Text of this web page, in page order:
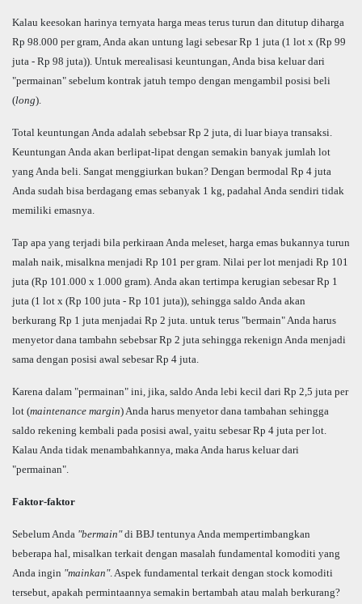
Kalau keesokan harinya ternyata harga meas terus turun dan ditutup diharga
Rp 98.000 per gram, Anda akan untung lagi sebesar Rp 1 juta (1 lot x (Rp 99
juta - Rp 98 juta)). Untuk merealisasi keuntungan, Anda bisa keluar dari
"permainan" sebelum kontrak jatuh tempo dengan mengambil posisi beli
(long).
Total keuntungan Anda adalah sebebsar Rp 2 juta, di luar biaya transaksi.
Keuntungan Anda akan berlipat-lipat dengan semakin banyak jumlah lot
yang Anda beli. Sangat menggiurkan bukan? Dengan bermodal Rp 4 juta
Anda sudah bisa berdagang emas sebanyak 1 kg, padahal Anda sendiri tidak
memiliki emasnya.
Tap apa yang terjadi bila perkiraan Anda meleset, harga emas bukannya turun
malah naik, misalkna menjadi Rp 101 per gram. Nilai per lot menjadi Rp 101
juta (Rp 101.000 x 1.000 gram). Anda akan tertimpa kerugian sebesar Rp 1
juta (1 lot x (Rp 100 juta - Rp 101 juta)), sehingga saldo Anda akan
berkurang Rp 1 juta menjadai Rp 2 juta. untuk terus "bermain" Anda harus
menyetor dana tambahn sebebsar Rp 2 juta sehingga rekenign Anda menjadi
sama dengan posisi awal sebesar Rp 4 juta.
Karena dalam "permainan" ini, jika, saldo Anda lebi kecil dari Rp 2,5 juta per
lot (maintenance margin) Anda harus menyetor dana tambahan sehingga
saldo rekening kembali pada posisi awal, yaitu sebesar Rp 4 juta per lot.
Kalau Anda tidak menambahkannya, maka Anda harus keluar dari
"permainan".
Faktor-faktor
Sebelum Anda "bermain"di BBJ tentunya Anda mempertimbangkan
beberapa hal, misalkan terkait dengan masalah fundamental komoditi yang
Anda ingin "mainkan". Aspek fundamental terkait dengan stock komoditi
tersebut, apakah permintaannya semakin bertambah atau malah berkurang?